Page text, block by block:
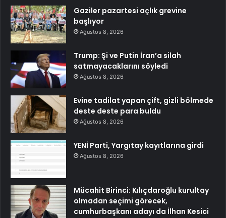
Gaziler pazartesi açlık grevine
başlıyor
Ağustos 8, 2026
Trump: Şi ve Putin İran’a silah
satmayacaklarını söyledi
Ağustos 8, 2026
Evine tadilat yapan çift, gizli bölmede
deste deste para buldu
Ağustos 8, 2026
YENİ Parti, Yargıtay kayıtlarına girdi
Ağustos 8, 2026
Mücahit Birinci: Kılıçdaroğlu kurultay
olmadan seçimi görecek,
cumhurbaşkanı adayı da İlhan Kesici